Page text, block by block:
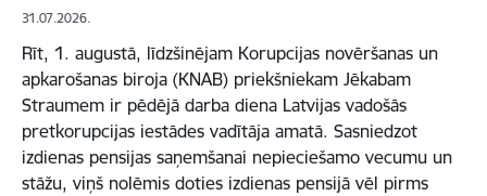
31.07.2026.
Rīt, 1. augustā, līdzšinējam Korupcijas novēršanas un
apkarošanas biroja (KNAB) priekšniekam Jēkabam
Straumem ir pēdējā darba diena Latvijas vadošās
pretkorupcijas iestādes vadītāja amatā. Sasniedzot
izdienas pensijas saņemšanai nepieciešamo vecumu un
stāžu, viņš nolēmis doties izdienas pensijā vēl pirms